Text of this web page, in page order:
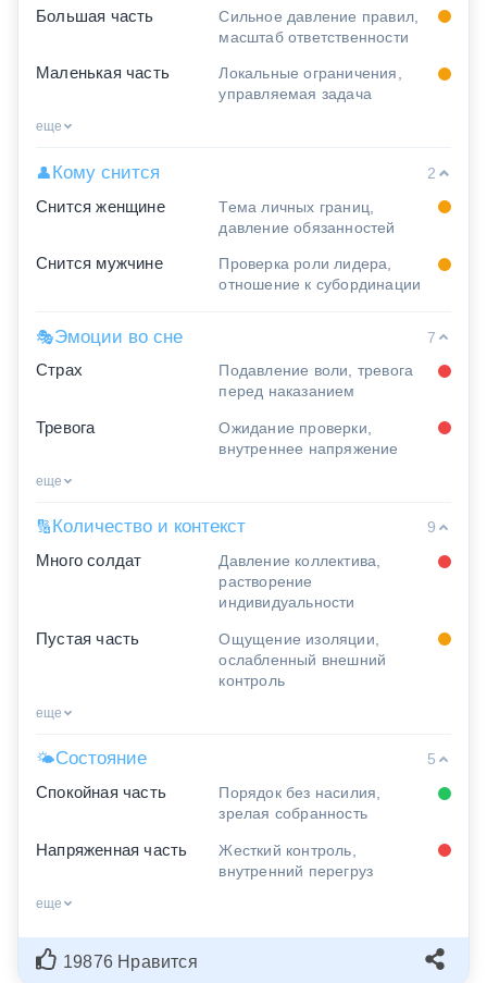
Большая часть
Сильное давление правил,
масштаб ответственности
Маленькая часть
Локальные ограничения,
управляемая задача
еще
👤Кому снится
2
Снится женщине
Тема личных границ,
давление обязанностей
Снится мужчине
Проверка роли лидера,
отношение к субординации
🎭Эмоции во сне
7
Страх
Подавление воли, тревога
перед наказанием
Тревога
Ожидание проверки,
внутреннее напряжение
еще
🔢 Количество и контекст
9
Много солдат
Давление коллектива,
растворение
индивидуальности
Пустая часть
Ощущение изоляции,
ослабленный внешний
контроль
еще
🌤Состояние
5
Спокойная часть
Порядок без насилия,
зрелая собранность
Напряженная часть
Жесткий контроль,
внутренний перегруз
еще
19876 Нравится